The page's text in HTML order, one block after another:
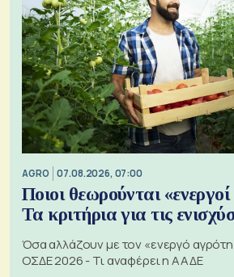
AGRO 07.08.2026, 07:00
Ποιοι θεωρούνται
Τα κριτήρια για τις
Όσα αλλάζουν με τον «ενεργό
ΟΣΔΕ 2026 - Τι αναφέρει η ΑΑΔΕ